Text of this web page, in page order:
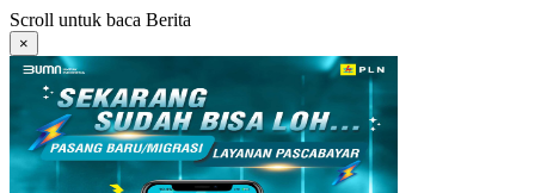
Langsung
ke
konten
Scroll untuk baca Berita
×